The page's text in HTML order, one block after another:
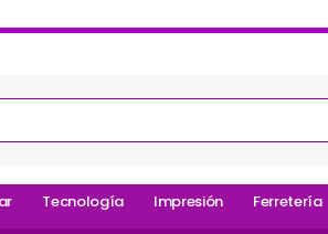
Tecnología Impresión Ferretería